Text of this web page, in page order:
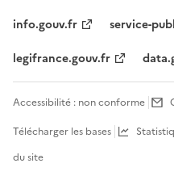
info.gouv.fr
service-
legifrance.gouv.fr
Accessibilité : non conforme
Télécharger les bases
du site